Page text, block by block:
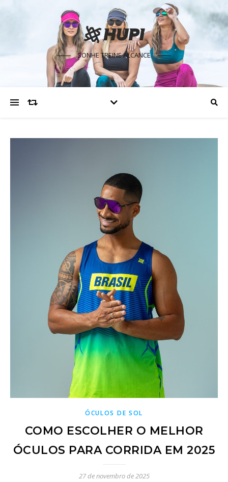
SONHE TREINE ALCANCE
ÓCULOS DE SOL
COMO ESCOLHER O MELHOR
ÓCULOS PARA CORRIDA EM 2025
27 de novembro de 2025